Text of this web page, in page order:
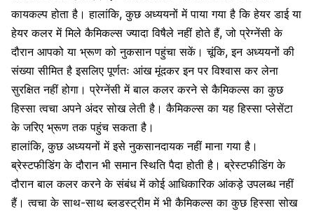
कायकल्प होता है। हालांकि, कुछ अध्ययनों में पाया गया है कि हेयर डाई या
हेयर कलर में मिले कैमिकल्स ज्यादा विषैले नहीं होते हैं, जो प्रेग्नेंसी के
दौरान आपको या भ्रूण को नुकसान पहुंचा सकें। चूंकि, इन अध्ययनों की
संख्या सीमित है इसलिए पूर्णतः आंख मूंदकर इन पर विश्वास कर लेना
सुरक्षित नहीं होगा। प्रेग्नेंसी में बाल कलर करने से कैमिकल्स का कुछ
हिस्सा त्वचा अपने अंदर सोख लेती है। कैमिकल्स का यह हिस्साप्लेसेंटा
के जरिए भ्रूण तक पहुंच सकता है।
हालांकि, कुछ अध्ययनों में इसे नुकसानदायक नहीं माना गया है।
ब्रेस्टफीडिंग के दौरान भी समान स्थिति पैदा होती है। ब्रेस्टफीडिंग के
दौरान बाल कलर करने के संबंध में कोई आधिकारिक आंकड़े उपलब्ध नहीं
हैं। त्वचा के साथ-साथ ब्लडस्ट्रीम में भी कैमिकल्स का कुछ हिस्सा सोख